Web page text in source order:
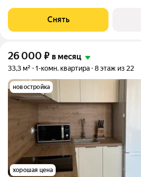
Микроволновка Дом -
Снять
26 000 ₽ в месяц
33,3 м² 1-комн. квартира 8 этаж из 22
новостройка
хорошая цена